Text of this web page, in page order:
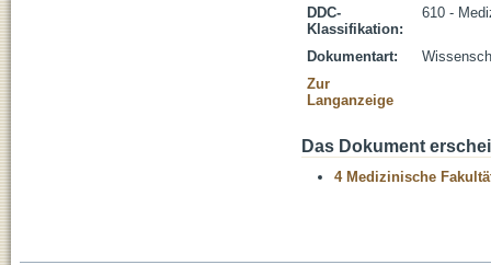
DDC-
Klassifikation:
610 -
Dokumentart:
Zur
Langanzeige
Das Dokument
4 Medizinische